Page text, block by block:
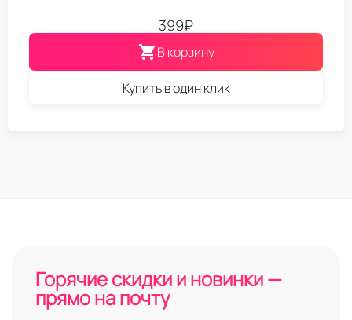
399₽
В корзину
Купить в один клик
Горячие скидки и новинки —
прямо на почту